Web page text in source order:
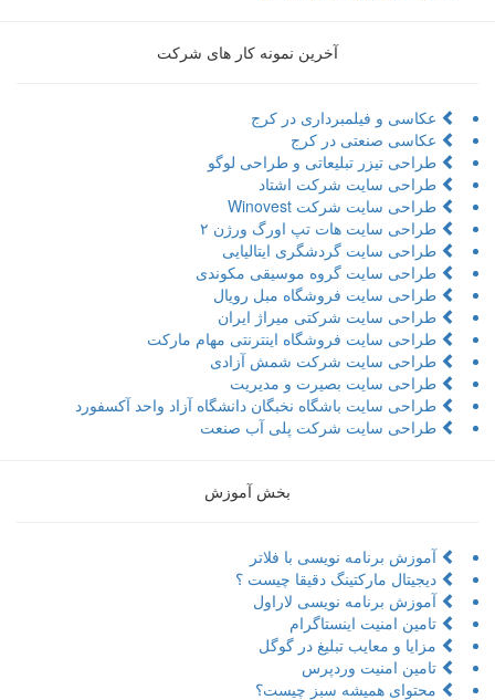
آخرین نمونه کار های شرکت
عکاسی و فیلمبرداری در کرج
عکاسی صنعتی در کرج
طراحی تیزر تبلیعاتی و طراحی لوگو
طراحی سایت شرکت اشتاد
طراحی سایت شرکت Winovest
طراحی سایت هات تپ اورگ ورژن ۲
طراحی سایت گردشگری ایتالیایی
طراحی سایت گروه موسیقی مکوندی
طراحی سایت فروشگاه مبل رویال
طراحی سایت شرکتی میراژ ایران
طراحی سایت فروشگاه اینترنتی مهام مارکت
طراحی سایت شرکت شمش آزادی
طراحی سایت بصیرت و مدیریت
طراحی سایت باشگاه نخبگان دانشگاه آزاد واحد آکسفورد
طراحی سایت شرکت پلی آب صنعت
بخش آموزش
آموزش برنامه نویسی با فلاتر
دیجیتال مارکتینگ دقیقا چیست ؟
آموزش برنامه نویسی لاراول
تامین امنیت اینستاگرام
مزایا و معایب تبلیغ در گوگل
تامین امنیت وردپرس
محتوای همیشه سبز چیست؟